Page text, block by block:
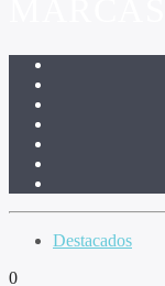
Destacados
0